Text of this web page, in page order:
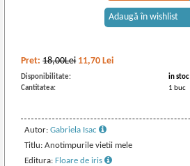
Pret:18,00Lei 11,70 Lei
Disponibilitate:
in stoc
Cantitatea:
1 buc
Autor:Gabriela Isac
Titlu: Anotimpurile vietii mele
Editura:Floare de iris
Adaugă în wishlist